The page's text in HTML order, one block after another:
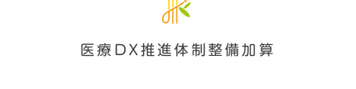
医療DX推進体制整備加算